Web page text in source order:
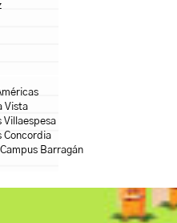
Vista
Villaespesa
Concordia
Barragán